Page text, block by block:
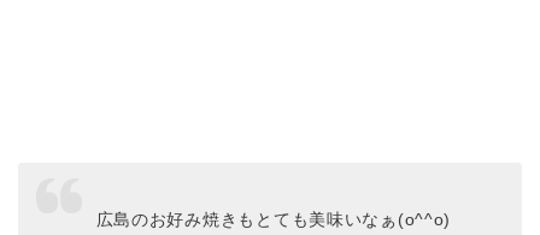
広島のお好み焼きもとても美味いなぁ(o^^o)